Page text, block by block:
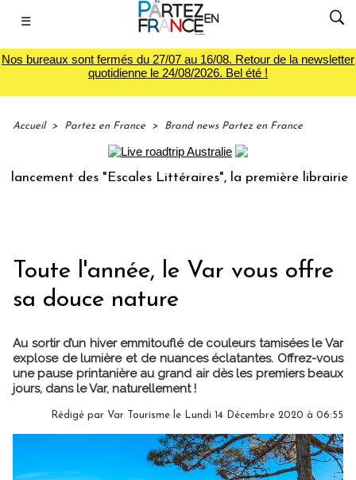
☰
Nos bureaux sont fermés du 27/07 au 16/08. Retour de la newsletter
quotidienne le 24/08/2026. Bel été !
Accueil > Partez en France > Brand news Partez en France
des "Escales Littéraires", la première librairie du
Toute l'année, le Var vous offre
sa douce nature
Au sortir d’un hiver emmitouflé de couleurs tamisées le Var
explose de lumière et de nuances éclatantes. Offrez-vous
une pause printanière au grand air dès les premiers beaux
jours, dans le Var, naturellement !
Rédigé par Var Tourisme le Lundi 14 Décembre 2020 à 06:55